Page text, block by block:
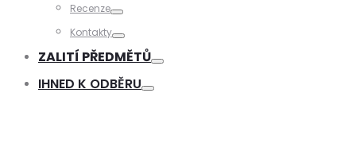
Recenze
Kontakty
Toggle
ZALITÍ PŘEDMĚTŮ
IHNED K ODBĚRU